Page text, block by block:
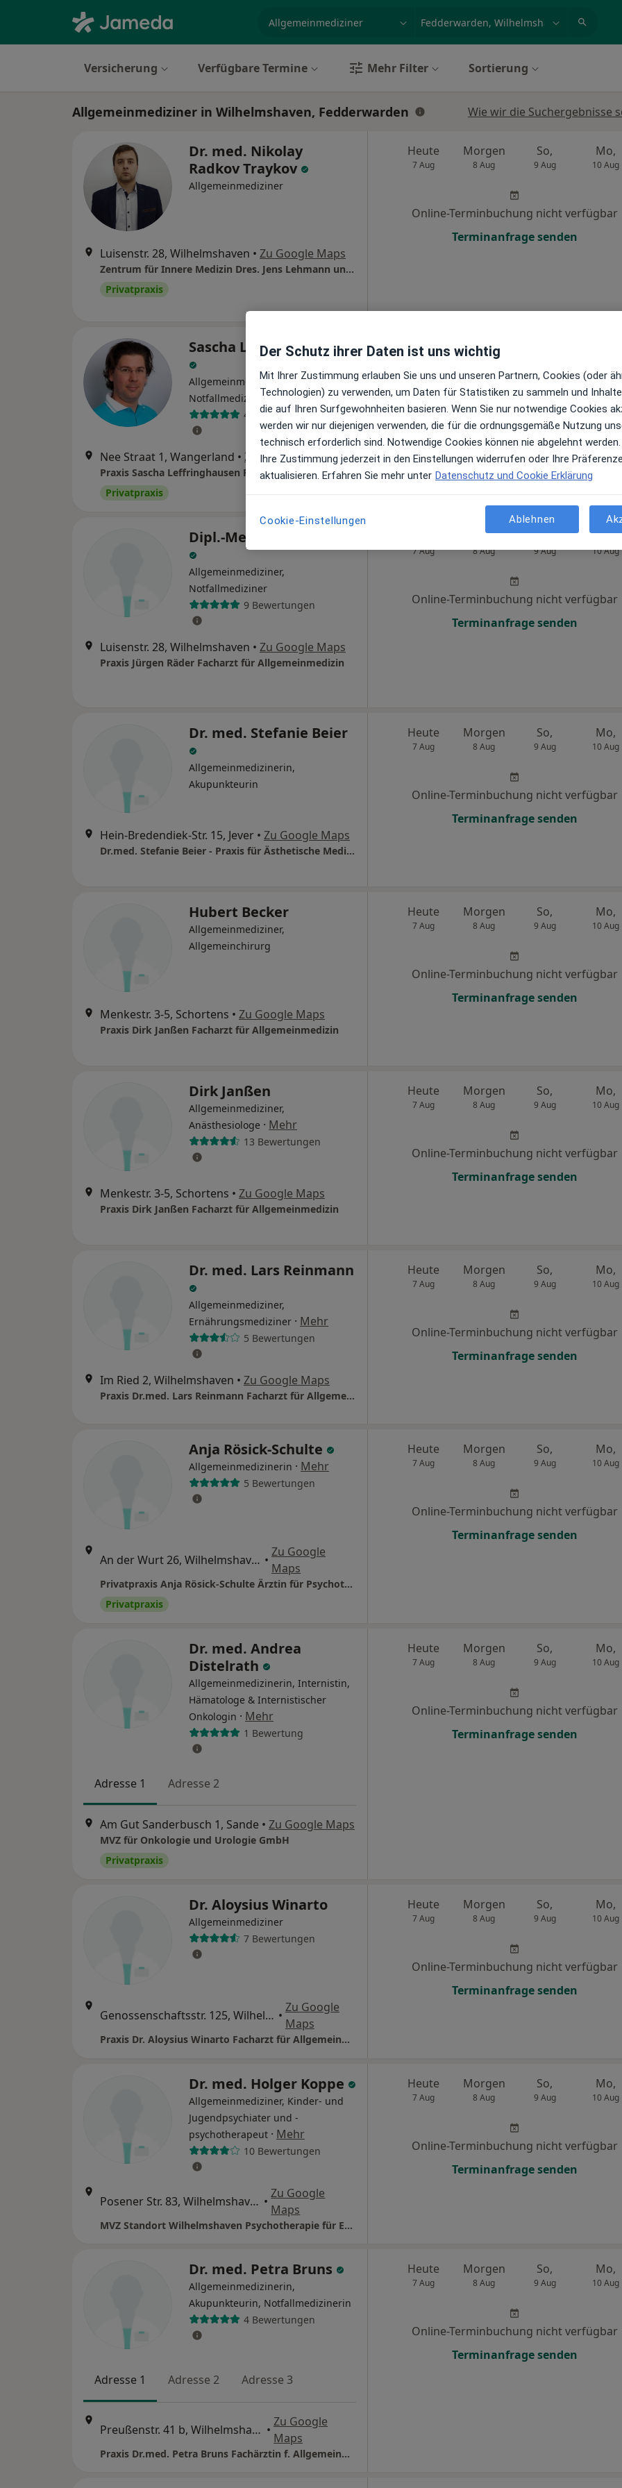
Versicherung Verfügbare Termine Mehr Filter Sortierung
Allgemeinmediziner in Wilhelmshaven, Fedderwarden Wie wir die Suchergebnisse
Dr. med. Nikolay
Radkov Traykov
Allgemeinmediziner
Luisenstr. 28, Wilhelmshaven • Zu Google Maps
Zentrum für Innere Medizin Dres. Jens Lehmann und Nikolay Traykov
Privatpraxis
Heute
7 Aug
Morgen
8 Aug
So,
9 Aug
Mo,
10 Aug
Online-Terminbuchung nicht verfügbar
Terminanfrage senden
Sascha Leffringhausen
Allgemeinmediziner,
Notfallmediziner, Palliativmediziner
42 Bewertungen
Nee Straat 1, Wangerland • Zu Google Maps
Praxis Sascha Leffringhausen Facharzt für Allgemeinmedizin
Privatpraxis
Heute Morgen
8 Aug
Online-Terminbuchung nicht verfügbar
Terminanfrage senden
Dipl.-Med. Jürgen Räder
Allgemeinmediziner,
Notfallmediziner
9 Bewertungen
Luisenstr. 28, Wilhelmshaven • Zu Google Maps
Praxis Jürgen Räder Facharzt für Allgemeinmedizin
7 Aug
Morgen
8 Aug
So,
9 Aug
Mo,
10 Aug
Online-Terminbuchung nicht verfügbar
Terminanfrage senden
Dr. med. Stefanie Beier
Allgemeinmedizinerin,
Akupunkteurin
Hein-Bredendiek-Str. 15, Jever • Zu Google Maps
Dr.med. Stefanie Beier - Praxis für Ästhetische Medizin
Heute
7 Aug
Morgen
8 Aug
So,
9 Aug
Mo,
10 Aug
Online-Terminbuchung nicht verfügbar
Terminanfrage senden
Hubert Becker
Allgemeinmediziner,
Allgemeinchirurg
Menkestr. 3-5, Schortens • Zu Google Maps
Praxis Dirk Janßen Facharzt für Allgemeinmedizin
Heute
7 Aug
Morgen
8 Aug
So,
9 Aug
Mo,
10 Aug
Online-Terminbuchung nicht verfügbar
Terminanfrage senden
Dirk Janßen
Allgemeinmediziner,
Anästhesiologe · Mehr
13 Bewertungen
Menkestr. 3-5, Schortens • Zu Google Maps
Praxis Dirk Janßen Facharzt für Allgemeinmedizin
Heute
7 Aug
Morgen
8 Aug
So,
9 Aug
Mo,
10 Aug
Online-Terminbuchung nicht verfügbar
Terminanfrage senden
Dr. med. Lars Reinmann
Allgemeinmediziner,
Ernährungsmediziner · Mehr
5 Bewertungen
Im Ried 2, Wilhelmshaven • Zu Google Maps
Praxis Dr.med. Lars Reinmann Facharzt für Allgemeinmedizin
Heute
7 Aug
Morgen
8 Aug
So,
9 Aug
Mo,
10 Aug
Online-Terminbuchung nicht verfügbar
Terminanfrage senden
Anja Rösick-Schulte
Allgemeinmedizinerin · Mehr
5 Bewertungen
An der Wurt 26, Wilhelmshaven •
Zu Google
Maps
Privatpraxis Anja Rösick-Schulte Ärztin für Psychotherapie
Privatpraxis
Heute
7 Aug
Morgen
8 Aug
So,
9 Aug
Mo,
10 Aug
Online-Terminbuchung nicht verfügbar
Terminanfrage senden
Dr. med. Andrea
Distelrath
Allgemeinmedizinerin, Internistin,
Hämatologe & Internistischer
Onkologin · Mehr
1 Bewertung
Adresse 1 Adresse 2
Am Gut Sanderbusch 1, Sande • Zu Google Maps
MVZ für Onkologie und Urologie GmbH
Privatpraxis
Heute
7 Aug
Morgen
8 Aug
So,
9 Aug
Mo,
10 Aug
Online-Terminbuchung nicht verfügbar
Terminanfrage senden
Dr. Aloysius Winarto
Allgemeinmediziner
7 Bewertungen
Genossenschaftsstr. 125, Wilhelmshaven •
Zu Google
Maps
Praxis Dr. Aloysius Winarto Facharzt für Allgemeinmedizin
Heute
7 Aug
Morgen
8 Aug
So,
9 Aug
Mo,
10 Aug
Online-Terminbuchung nicht verfügbar
Terminanfrage senden
Dr. med. Holger Koppe
Allgemeinmediziner, Kinder- und
Jugendpsychiater und -
psychotherapeut · Mehr
10 Bewertungen
Posener Str. 83, Wilhelmshaven •
Zu Google
Maps
MVZ Standort Wilhelmshaven Psychotherapie für Erwachsene
Heute
7 Aug
Morgen
8 Aug
So,
9 Aug
Mo,
10 Aug
Online-Terminbuchung nicht verfügbar
Terminanfrage senden
Dr. med. Petra Bruns
Allgemeinmedizinerin,
Akupunkteurin, Notfallmedizinerin
4 Bewertungen
Adresse 1 Adresse 2 Adresse 3
Preußenstr. 41 b, Wilhelmshaven •
Zu Google
Maps
Praxis Dr.med. Petra Bruns Fachärztin f. Allgemeinmedizin
Heute
7 Aug
Morgen
8 Aug
So,
9 Aug
Mo,
10 Aug
Online-Terminbuchung nicht verfügbar
Terminanfrage senden
Der Schutz ihrer Daten ist uns wichtig
Mit Ihrer Zustimmung erlauben Sie uns und unseren Partnern, Cookies (oder
Technologien) zu verwenden, um Daten für Statistiken zu sammeln und
die auf Ihren Surfgewohnheiten basieren. Wenn Sie nur notwendige Cookies
werden wir nur diejenigen verwenden, die für die ordnungsgemäße Nutzung
technisch erforderlich sind. Notwendige Cookies können nie abgelehnt werden.
Ihre Zustimmung jederzeit in den Einstellungen widerrufen oder Ihre
aktualisieren. Erfahren Sie mehr unter Datenschutz und Cookie Erklärung
Cookie-Einstellungen Ablehnen